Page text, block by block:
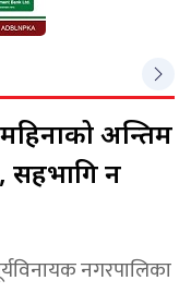
अन्तिम
सहभागि हुन
नगरपालिका